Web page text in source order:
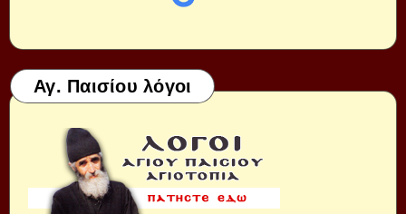
Αγ. Παισίου λόγοι